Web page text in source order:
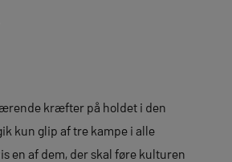
kræfter på holdet i den
kun glip af tre kampe i alle
en af dem, der skal føre kulturen